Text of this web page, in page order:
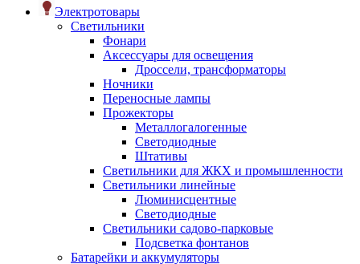
Электротовары
Светильники
Фонари
Аксессуары для освещения
Дроссели, трансформаторы
Ночники
Переносные лампы
Прожекторы
Металлогалогенные
Светодиодные
Штативы
Светильники для ЖКХ и промышленности
Светильники линейные
Люминисцентные
Светодиодные
Светильники садово-парковые
Подсветка фонтанов
Батарейки и аккумуляторы